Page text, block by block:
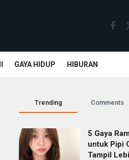
GAYA HIDUP HIBURAN
Trending Comments
5 Gaya
untuk Pipi
Tampil